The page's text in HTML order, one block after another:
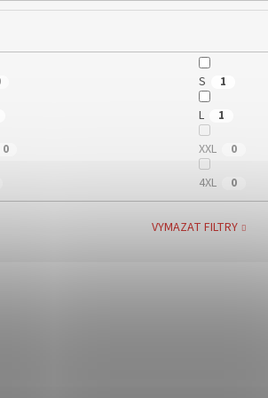
S 1
L 1
0 XXL 0
4XL 0
VYMAZAT FILTRY